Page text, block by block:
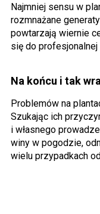
Najmniej sensu w
rozmnażane
powtarzają wiernie
się do profesjonalnej
Na końcu i tak
Problemów na
Szukając ich
i własnego
winy w pogodzie,
wielu przypadkach